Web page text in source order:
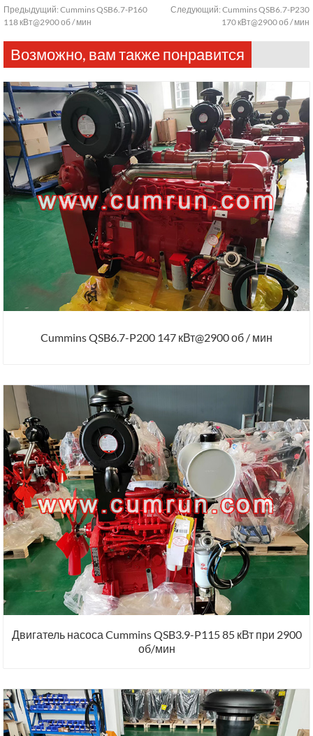
Предыдущий: Cummins QSB6.7-P160
118 кВт@2900 об / мин
Следующий: Cummins QSB6.7-P230
170 кВт@2900 об / мин
Возможно, вам также понравится
Cummins QSB6.7-P200 147 кВт@2900 об / мин
Двигатель насоса Cummins QSB3.9-P115 85 кВт при 2900
об/мин